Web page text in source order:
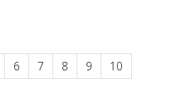
6 7 8 9
10